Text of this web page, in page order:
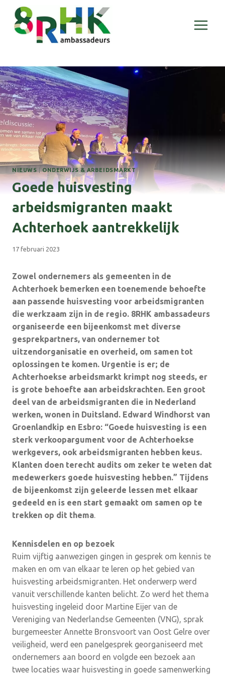
Doorgaan
naar
inhoud
NIEUWS | ONDERWIJS & ARBEIDSMARKT
Goede huisvesting
arbeidsmigranten maakt
Achterhoek aantrekkelijk
17 februari 2023
Zowel ondernemers als gemeenten in de
Achterhoek bemerken een toenemende behoefte
aan passende huisvesting voor arbeidsmigranten
die werkzaam zijn in de regio. 8RHK ambassadeurs
organiseerde een bijeenkomst met diverse
gesprekpartners, van ondernemer tot
uitzendorganisatie en overheid, om samen tot
oplossingen te komen. Urgentie is er; de
Achterhoekse arbeidsmarkt krimpt nog steeds, er
is grote behoefte aan arbeidskrachten. Een groot
deel van de arbeidsmigranten die in Nederland
werken, wonen in Duitsland. Edward Windhorst van
Groenlandkip en Esbro: “Goede huisvesting is een
sterk verkoopargument voor de Achterhoekse
werkgevers, ook arbeidsmigranten hebben keus.
Klanten doen terecht audits om zeker te weten dat
medewerkers goede huisvesting hebben.” Tijdens
de bijeenkomst zijn geleerde lessen met elkaar
gedeeld en is een start gemaakt om samen op te
trekken op dit thema.
Kennisdelen en op bezoek
Ruim vijftig aanwezigen gingen in gesprek om kennis te
maken en om van elkaar te leren op het gebied van
huisvesting arbeidsmigranten. Het onderwerp werd
vanuit verschillende kanten belicht. Zo werd het thema
huisvesting ingeleid door Martine Eijer van de
Vereniging van Nederlandse Gemeenten (VNG), sprak
burgemeester Annette Bronsvoort van Oost Gelre over
veiligheid, werd een panelgesprek georganiseerd met
ondernemers aan boord en volgde een bezoek aan
twee locaties waar huisvesting in goede samenwerking